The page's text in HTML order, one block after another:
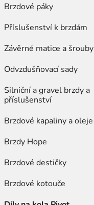
Brzdové páky
Příslušenství k brzdám
Závěrné matice a šrouby
Odvzdušňovací sady
Silniční a gravel brzdy a
příslušenství
Brzdové kapaliny a oleje
Brzdy Hope
Brzdové destičky
Brzdové kotouče